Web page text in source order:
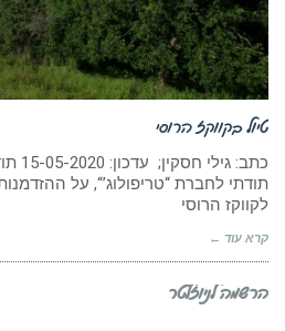
טיול בקווקז הרוסי
כתב:
תודתי לחברת “טריפולוג’“, על
לקווקז הרוסי
קרא עוד ←
הרשמה לניוזלטר